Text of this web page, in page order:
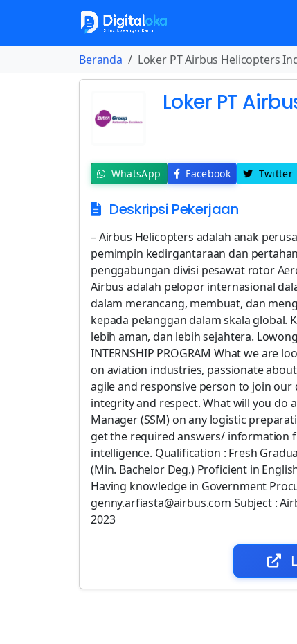
Beranda Loker PT Airbus Helicopters
Loker PT
WhatsApp Facebook Twitter
Deskripsi Pekerjaan
– Airbus Helicopters adalah anak
pemimpin kedirgantaraan dan
penggabungan divisi pesawat rotor
Airbus adalah pelopor internasional
dalam merancang, membuat, dan
kepada pelanggan dalam skala
lebih aman, dan lebih sejahtera.
INTERNSHIP PROGRAM What we are
on aviation industries, passionate
agile and responsive person to join
integrity and respect. What will you do
Manager (SSM) on any logistic
get the required answers/ information
intelligence. Qualification : Fresh
(Min. Bachelor Deg.) Proficient in
Having knowledge in Government
genny.arfiasta@airbus.com Subject :
2023